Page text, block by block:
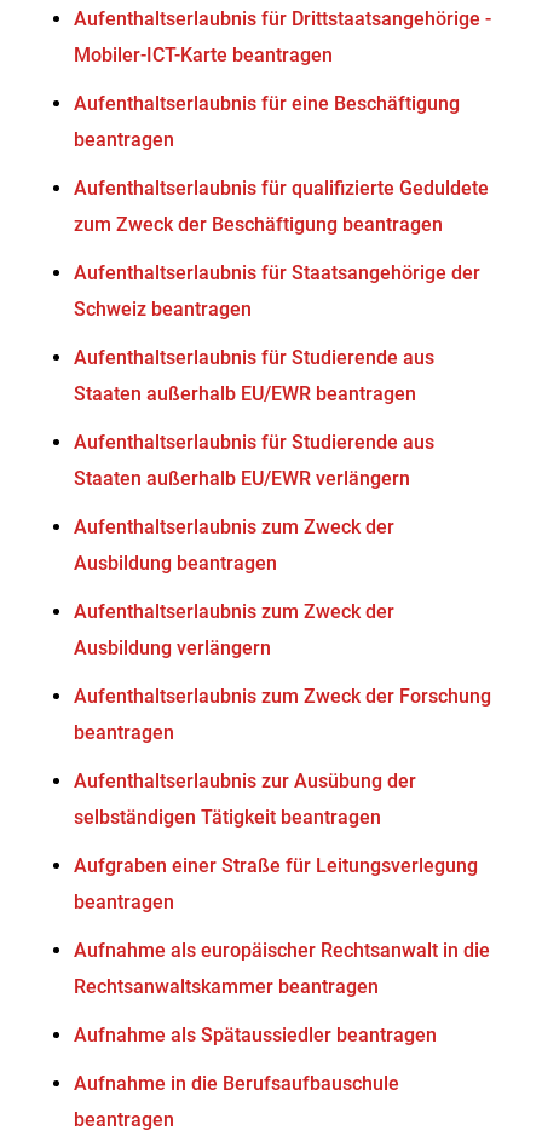
Aufenthaltserlaubnis für Drittstaatsangehörige -
Mobiler-ICT-Karte beantragen
Aufenthaltserlaubnis für eine Beschäftigung
beantragen
Aufenthaltserlaubnis für qualifizierte Geduldete
zum Zweck der Beschäftigung beantragen
Aufenthaltserlaubnis für Staatsangehörige der
Schweiz beantragen
Aufenthaltserlaubnis für Studierende aus
Staaten außerhalb EU/EWR beantragen
Aufenthaltserlaubnis für Studierende aus
Staaten außerhalb EU/EWR verlängern
Aufenthaltserlaubnis zum Zweck der
Ausbildung beantragen
Aufenthaltserlaubnis zum Zweck der
Ausbildung verlängern
Aufenthaltserlaubnis zum Zweck der Forschung
beantragen
Aufenthaltserlaubnis zur Ausübung der
selbständigen Tätigkeit beantragen
Aufgraben einer Straße für Leitungsverlegung
beantragen
Aufnahme als europäischer Rechtsanwalt in die
Rechtsanwaltskammer beantragen
Aufnahme als Spätaussiedler beantragen
Aufnahme in die Berufsaufbauschule
beantragen